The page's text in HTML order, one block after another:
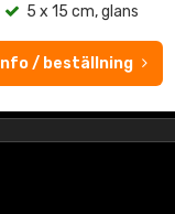
5 x 15 cm, glans
Info / beställning